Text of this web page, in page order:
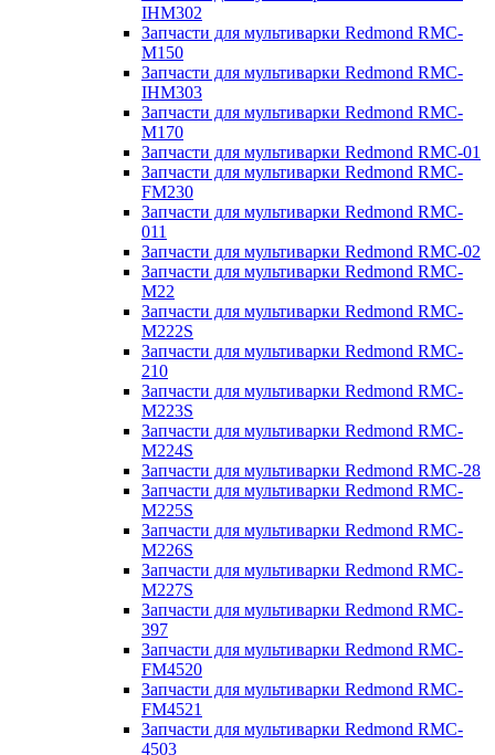
IHM302
Запчасти для мультиварки Redmond RMC-
M150
Запчасти для мультиварки Redmond RMC-
IHM303
Запчасти для мультиварки Redmond RMC-
M170
Запчасти для мультиварки Redmond RMC-01
Запчасти для мультиварки Redmond RMC-
FM230
Запчасти для мультиварки Redmond RMC-
011
Запчасти для мультиварки Redmond RMC-02
Запчасти для мультиварки Redmond RMC-
M22
Запчасти для мультиварки Redmond RMC-
M222S
Запчасти для мультиварки Redmond RMC-
210
Запчасти для мультиварки Redmond RMC-
M223S
Запчасти для мультиварки Redmond RMC-
M224S
Запчасти для мультиварки Redmond RMC-28
Запчасти для мультиварки Redmond RMC-
M225S
Запчасти для мультиварки Redmond RMC-
M226S
Запчасти для мультиварки Redmond RMC-
M227S
Запчасти для мультиварки Redmond RMC-
397
Запчасти для мультиварки Redmond RMC-
FM4520
Запчасти для мультиварки Redmond RMC-
FM4521
Запчасти для мультиварки Redmond RMC-
4503